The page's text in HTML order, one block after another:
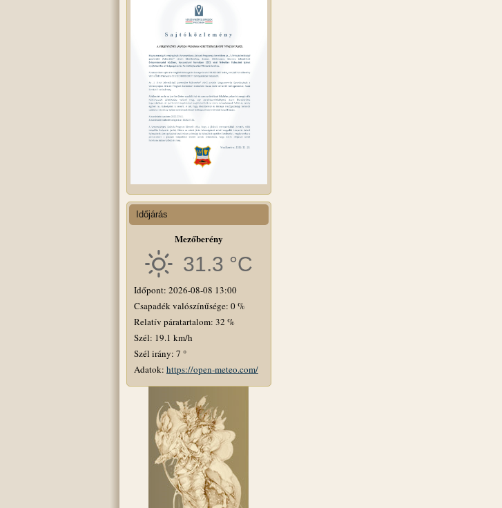
Időjárás
Mezőberény
31.3 °C
Időpont: 2026-08-08 13:00
Csapadék valószínűsége: 0 %
Relatív páratartalom: 32 %
Szél: 19.1 km/h
Szél irány: 7 °
Adatok: https://open-meteo.com/